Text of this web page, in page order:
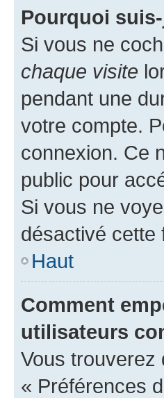
Pourquoi
Si vous ne
chaque visite
pendant une
votre compte.
connexion. Ce
public pour
Si vous ne
désactivé cette
Haut
Comment
utilisateurs
Vous trouverez
« Préférences